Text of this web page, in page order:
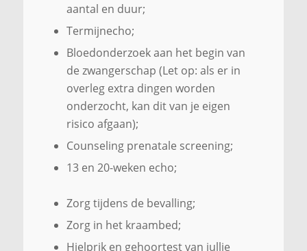
aantal en duur;
Termijnecho;
Bloedonderzoek aan het begin van
de zwangerschap (Let op: als er in
overleg extra dingen worden
onderzocht, kan dit van je eigen
risico afgaan);
Counseling prenatale screening;
13 en 20-weken echo;
Zorg tijdens de bevalling;
Zorg in het kraambed;
Hielprik en gehoortest van jullie